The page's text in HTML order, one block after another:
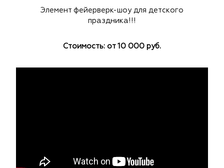
Элемент фейерверк-шоу для детского
праздника!!!
Стоимость: от 10 000 руб.